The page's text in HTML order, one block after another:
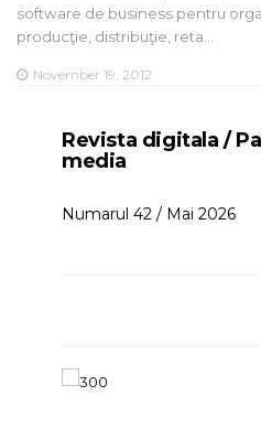
software de business pentru
producţie, distribuţie, reta…
November 19, 2012
Revista digitala /
media
Numarul 42 / Mai 2026